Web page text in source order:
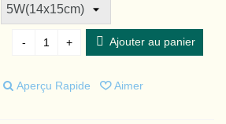
- + Ajouter au panier
Aperçu Rapide Aimer